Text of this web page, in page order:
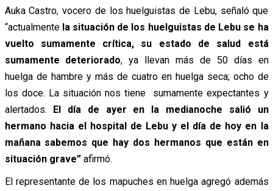
Auka Castro, vocero de los huelguistas de Lebu, señaló que
“actualmente la situación de los huelguistas de Lebu se ha
vuelto sumamente crítica, su estado de salud está
sumamente deteriorado, ya llevan más de 50 días en
huelga de hambre y más de cuatro en huelga seca; ocho de
los doce. La situación nos tiene sumamente expectantes y
alertados. El día de ayer en la medianoche salió un
hermano hacia el hospital de Lebu y el día de hoy en la
mañana sabemos que hay dos hermanos que están en
situación grave”afirmó.
El representante de los mapuches en huelga agregó además